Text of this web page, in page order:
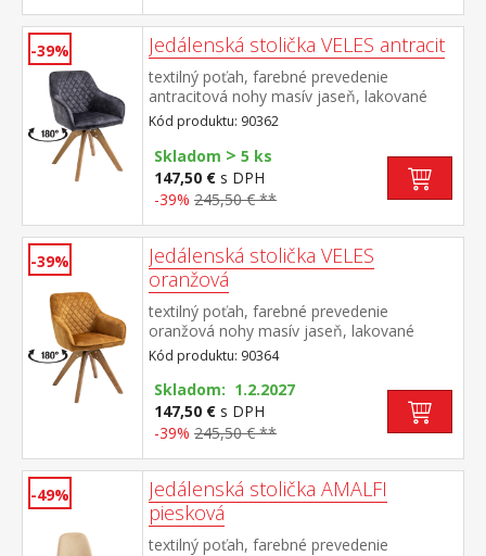
-39% Jedálenská stolička VELES antracit
textilný poťah, farebné prevedenie
antracitová nohy masív jaseň, lakované
prevedenie otočná o 180 stupňov výška
sedu 47 cm odporúčaná nosnosť do 120 kg
Kód produktu: 90362
Skladom > 5 ks
147,50 € s DPH
-39% 245,50 € **
-39%
Jedálenská stolička VELES
oranžová
textilný poťah, farebné prevedenie
oranžová nohy masív jaseň, lakované
prevedenie otočná o 180 stupňov výška
sedu 47 cm odporúčaná nosnosť do 120 kg
Kód produktu: 90364
Skladom: 1.2.2027
147,50 € s DPH
-39% 245,50 € **
-49%
Jedálenská stolička AMALFI
piesková
textilný poťah, farebné prevedenie